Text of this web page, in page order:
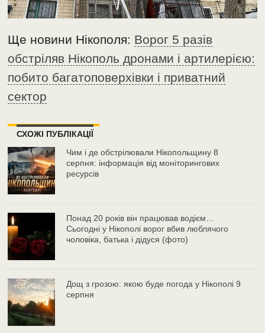
Ще новини Нікополя: Ворог 5 разів
обстріляв Нікополь дронами і артилерією:
побито багатоповерхівки і приватний
сектор
СХОЖІ ПУБЛІКАЦІЇ
Чим і де обстрілювали Нікопольщину 8
серпня: інформація від моніторингових
ресурсів
Понад 20 років він працював водієм…
Сьогодні у Нікополі ворог вбив люблячого
чоловіка, батька і дідуся (фото)
Дощ з грозою: якою буде погода у Нікополі 9
серпня